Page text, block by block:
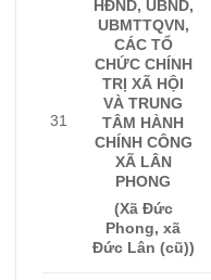
31
HĐND, UBND,
UBMTTQVN,
CÁC TỔ
CHỨC CHÍNH
TRỊ XÃ HỘI
VÀ TRUNG
TÂM HÀNH
CHÍNH CÔNG
XÃ LÂN
PHONG
(Xã Đức
Phong, xã
Đức Lân (cũ))